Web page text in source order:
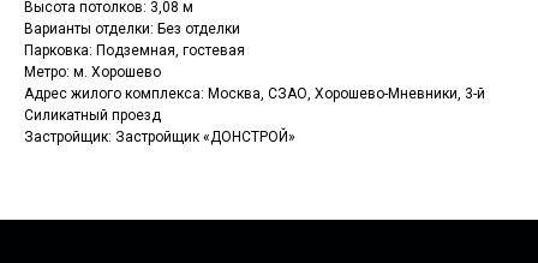
Высота потолков: 3,08 м
Варианты отделки: Без отделки
Парковка: Подземная, гостевая
Метро: м. Хорошево
Адрес жилого комплекса: Москва, СЗАО, Хорошево-Мневники, 3-й
Силикатный проезд
Застройщик: Застройщик «ДОНСТРОЙ»